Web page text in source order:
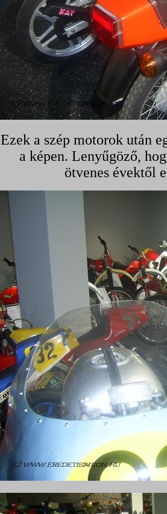
Ezek a szép motorok után
a képen. Lenyűgöző,
ötvenes évektől